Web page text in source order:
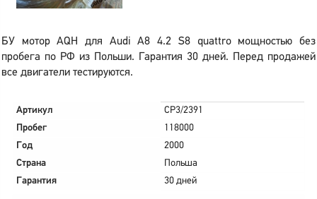
БУ мотор AQH для Audi A8 4.2 S8 quattro мощностью без
пробега по РФ из Польши. Гарантия 30 дней. Перед продажей
все двигатели тестируются.
Артикул
CP3/2391
Пробег
118000
Год
2000
Страна
Польша
Гарантия
30 дней